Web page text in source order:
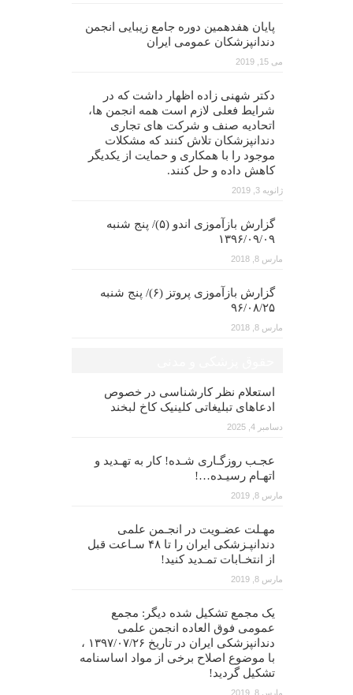
پایان هفدهمین دوره جامع زیبایی انجمن
دندانپزشکان عمومی ایران
می 15, 2019
دکتر شهنی زاده اظهار داشت که در
شرایط فعلی لازم است همه انجمن ها،
اتحادیه صنف و شرکت های تجاری
دندانپزشکان تلاش کنند که مشکلات
موجود را با همکاری و حمایت از یکدیگر
کاهش داده و حل کنند.
ژانویه 3, 2019
گزارش بازآموزی اندو (۵)/ پنج شنبه
۱۳۹۶/۰۹/۰۹
مارس 8, 2018
گزارش بازآموزی پروتز (۶)/ پنج شنبه
۹۶/۰۸/۲۵
مارس 8, 2018
استعلام نظر کارشناسی در خصوص
ادعاهای تبلیغاتی کلینیک کاخ لبخند
دسامبر 4, 2025
عجـب روزگـاری شـده! کار به تهـدید و
اتهـام رسیـده…!
مارس 8, 2019
مهـلت عضـویت در انجـمن علمی
دندانپـزشکی ایران را تا ۴۸ سـاعت قبل
از انتخـابات تمـدید کنید!
مارس 8, 2019
یک مجمع تشکیل شده دیگر: مجمع
عمومی فوق العاده انجمن علمی
دندانپزشکی ایران در تاریخ ۱۳۹۷/۰۷/۲۶ ،
با موضوع اصلاح برخی از مواد اساسنامه
تشکیل گردید!
مارس 8, 2019